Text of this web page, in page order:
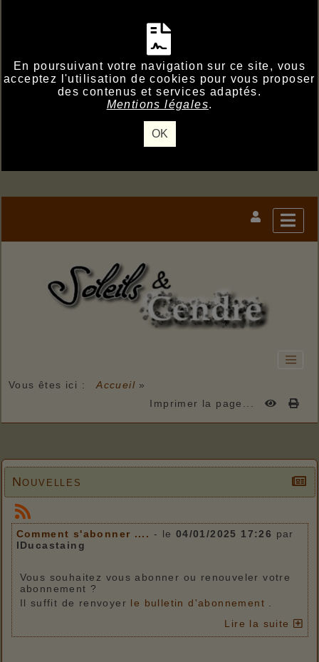
En poursuivant votre navigation sur ce site, vous
acceptez l'utilisation de cookies pour vous proposer
des contenus et services adaptés.
Mentions légales.
OK
Vous êtes ici : Accueil »
Imprimer la page...
Nouvelles
Comment s'abonner .... - le 04/01/2025 17:26 par
IDucastaing
Vous souhaitez vous abonner ou renouveler votre
abonnement ?
Il suffit de renvoyer le bulletin d'abonnement
Lire la suite